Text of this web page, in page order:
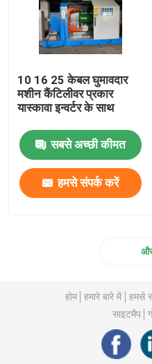
10 16 25 केबल घुमावदार
मशीन कैंटिलीवर प्रकार
यास्कावा इन्वर्टर के साथ
सबसे अच्छी कीमत
हमसे संपर्क करें
होम हमारे बारे में हमसे
साइटमैप